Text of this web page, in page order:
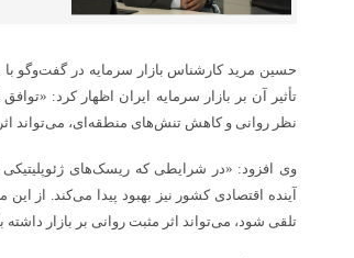
حسین مرید کارشناس بازار سرمایه در گفت‌و‌گو با
تأثیر آن بر بازار سرمایه ایران اظهار کرد:
نظر روانی و کاهش تنش‌های منطقه‌ای، می‌تواند
وی افزود: «در شرایطی که ریسک‌های
آینده اقتصادی کشور نیز بهبود پیدا می‌کند. از
تلقی شود، می‌تواند اثر مثبت روانی بر بازار داشته